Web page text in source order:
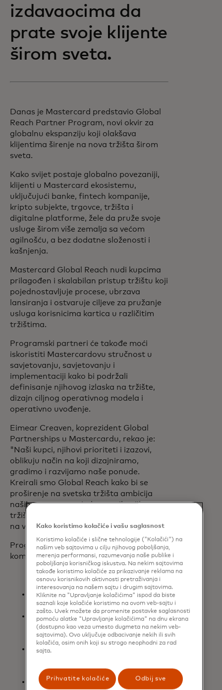
izdavaocima da
prate svoje klijente
širom sveta.
Danas je Mastercard predstavio Global
Reach Partner Program, novi okvir za
globalnu ekspanziju koji olakšava
klijentima širenje na nova tržišta širom
sveta.
Kako svijet postaje globalno povezaniji,
klijenti u Mastercard ekosistemu,
uključujući banke, fintech kompanije,
kripto subjekte, trgovce, tržišta i
digitalne platforme, žele da pruže svoje
usluge širom više zemalja sa većom
agilnošću, a bez dodatne složenosti i
kašnjenja.
Mastercard Global Reach nudi kupcima
prilagođen i skalabilan pristup tržištu koji
pojednostavljuje procese, ubrzava
lansiranja i ostvaruje ciljeve za pružanje
usluga korisnicima kartica u različitim
tržištima.
Programski partneri će takođe moći
iskoristiti Mastercardovu stručnost u
savjetovanju, savjetovanju i
implementaciji kako bi podržali
definisanje njihovog izlaska na tržište,
dizajn ciljnog operativnog modela i
operativno uvođenje.
Eimear Creaven, koprezident Global
Partnerships u Mastercardu, rekao je:
"Naši kupci, njihovi prioriteti i izazovi,
oblikuju način na koji dizajniramo,
gradimo i razvijamo naše ponude.
Kreirali smo Global Reach kako bi se
proširenje na svetska tržišta ambicija
naših partnera, pojednostavilo njihovo
tržišno kretanje i služilo njihovim kupcima
na većem broju tržišta u svetu."
Program Global Reach Partner
kompanije Mastercard uključuje:
Brzina izlaska na tržište: Ubrzavanje
ulaska na međunarodna tržišta.
Pojednostavljeni procesi: Uklanjanje
barijera i pružanje veće
fleksibilnosti.
Prilagođena metoda: Prilagođeno
kupca.
Efikasnost: pojednostavljivanje i
Kako koristimo kolačiće i vašu saglasnost
Koristimo kolačiće i slične tehnologije ("Kolačići") na
našim veb sajtovima u cilju njihovog poboljšanja,
merenja performansi, razumevanja naše publike i
poboljšanja korisničkog iskustva. Na nekim sajtovima
takođe koristimo kolačiće za prikazivanje reklama na
osnovu korisnikovih aktivnosti pretraživanja i
interesovanja na našem sajtu i drugim sajtovima.
Kliknite na "Upravljanje kolačićima" ispod da biste
saznali koje kolačiće koristimo na ovom veb-sajtu i
zašto. Uvek možete da promenite postavke saglasnosti
pomoću alatke "Upravljanje kolačićima" na dnu ekrana
(dostupno kao veza umesto dugmeta na nekim veb-
sajtovima). Ovo uključuje odbacivanje nekih ili svih
kolačića, osim onih koji su strogo neophodni za rad
sajta.
Prihvatite kolačiće Odbij sve